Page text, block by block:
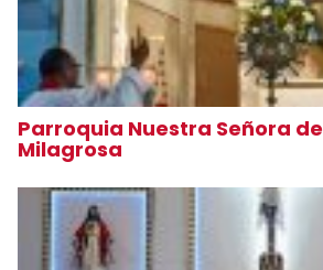
Parroquia Nuestra Señora
Milagrosa